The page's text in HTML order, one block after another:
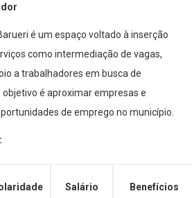
é um espaço voltado à inserção
como intermediação de vagas,
a trabalhadores em busca de
é aproximar empresas e
de emprego no município.
Salário Benefícios